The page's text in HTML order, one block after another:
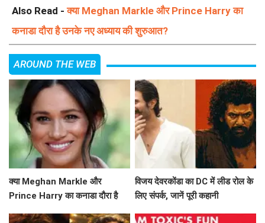
Also Read -क्या Meghan Markle और Prince Harry का
कनाडा दौरा है उनके नए अध्याय की शुरुआत?
AROUND THE WEB
क्या Meghan Markle और
Prince Harry का कनाडा दौरा है
विजय देवरकोंडा का DC में लीड रोल के
लिए संपर्क, जानें पूरी कहानी